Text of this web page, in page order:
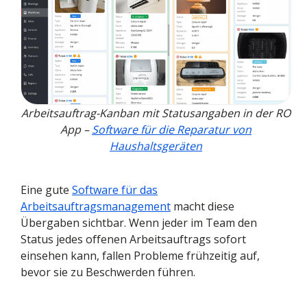
Arbeitsauftrag-Kanban mit Statusangaben in der RO
App –Software für die Reparatur von
Haushaltsgeräten
Eine gute Software für das
Arbeitsauftragsmanagement macht diese
Übergaben sichtbar. Wenn jeder im Team den
Status jedes offenen Arbeitsauftrags sofort
einsehen kann, fallen Probleme frühzeitig auf,
bevor sie zu Beschwerden führen.